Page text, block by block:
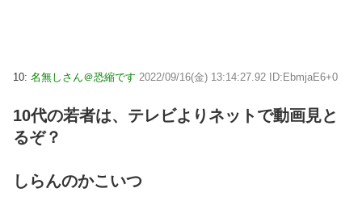
10: 名無しさん＠恐縮です 2022/09/16(金) 13:14:27.92 ID:EbmjaE6+0
10代の若者は、テレビよりネットで動画見と
るぞ？
しらんのかこいつ